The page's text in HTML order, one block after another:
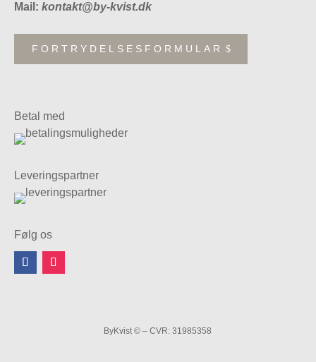
Mail: kontakt@by-kvist.dk
FORTRYDELSESFORMULAR
Betal med
Leveringspartner
Følg os
ByKvist © – CVR: 31985358